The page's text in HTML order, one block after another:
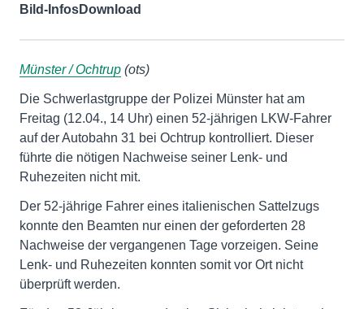
Bild-InfosDownload
Münster / Ochtrup (ots)
Die Schwerlastgruppe der Polizei Münster hat am
Freitag (12.04., 14 Uhr) einen 52-jährigen LKW-Fahrer
auf der Autobahn 31 bei Ochtrup kontrolliert. Dieser
führte die nötigen Nachweise seiner Lenk- und
Ruhezeiten nicht mit.
Der 52-jährige Fahrer eines italienischen Sattelzugs
konnte den Beamten nur einen der geforderten 28
Nachweise der vergangenen Tage vorzeigen. Seine
Lenk- und Ruhezeiten konnten somit vor Ort nicht
überprüft werden.